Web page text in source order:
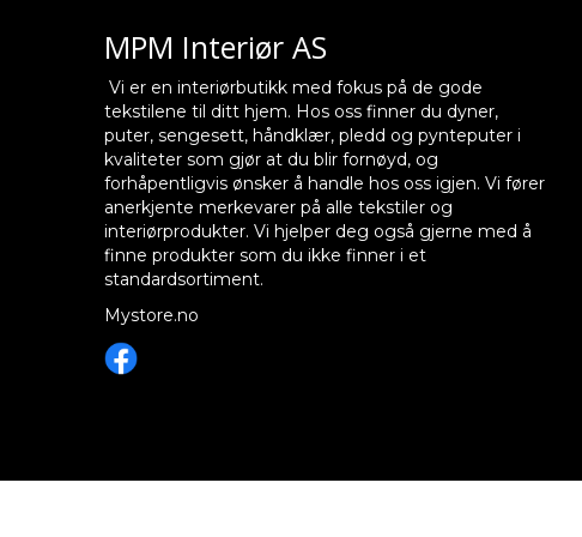
MPM Interiør AS
Vi er en interiørbutikk med fokus på de gode
tekstilene til ditt hjem. Hos oss finner du dyner,
puter, sengesett, håndklær, pledd og pynteputer i
kvaliteter som gjør at du blir fornøyd, og
forhåpentligvis ønsker å handle hos oss igjen. Vi fører
anerkjente merkevarer på alle tekstiler og
interiørprodukter. Vi hjelper deg også gjerne med å
finne produkter som du ikke finner i et
standardsortiment.
Mystore.no